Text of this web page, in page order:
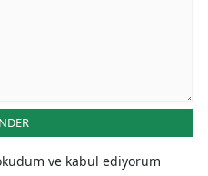
ve kabul ediyorum